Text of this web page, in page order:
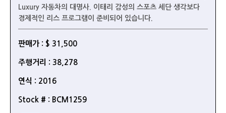
Luxury 자동차의 대명사. 이태리 감성의 스포츠 세단 생각보다
경제적인 리스 프로그램이 준비되어 있습니다.
판매가 : $ 31,500
주행거리 : 38,278
연식 : 2016
Stock # : BCM1259